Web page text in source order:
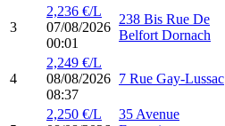
3
2,236 €/L
07/08/2026
00:01
238 Bis Rue De
Belfort Dornach
4
2,249 €/L
08/08/2026
08:37
7 Rue Gay-Lussac
2,250 €/L
35 Avenue